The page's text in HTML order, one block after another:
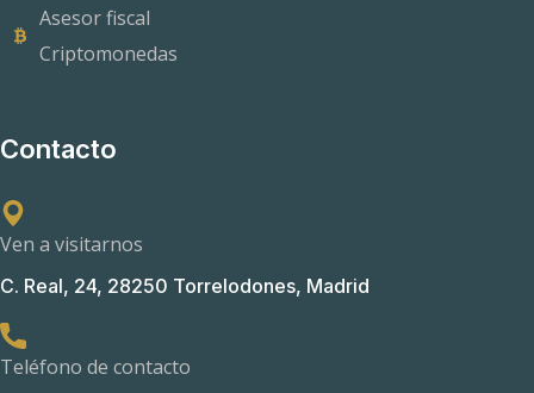
Asesor fiscal
Criptomonedas
Contacto
Ven a visitarnos
C. Real, 24, 28250 Torrelodones, Madrid
Teléfono de contacto